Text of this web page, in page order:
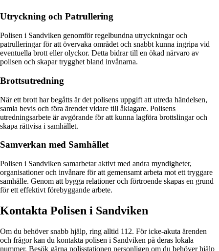
Utryckning och Patrullering
Polisen i Sandviken genomför regelbundna utryckningar och
patrulleringar för att övervaka området och snabbt kunna ingripa vid
eventuella brott eller olyckor. Detta bidrar till en ökad närvaro av
polisen och skapar trygghet bland invånarna.
Brottsutredning
När ett brott har begåtts är det polisens uppgift att utreda händelsen,
samla bevis och föra ärendet vidare till åklagare. Polisens
utredningsarbete är avgörande för att kunna lagföra brottslingar och
skapa rättvisa i samhället.
Samverkan med Samhället
Polisen i Sandviken samarbetar aktivt med andra myndigheter,
organisationer och invånare för att gemensamt arbeta mot ett tryggare
samhälle. Genom att bygga relationer och förtroende skapas en grund
för ett effektivt förebyggande arbete.
Kontakta Polisen i Sandviken
Om du behöver snabb hjälp, ring alltid 112. För icke-akuta ärenden
och frågor kan du kontakta polisen i Sandviken på deras lokala
nummer. Besök gärna polisstationen personligen om du behöver hjälp